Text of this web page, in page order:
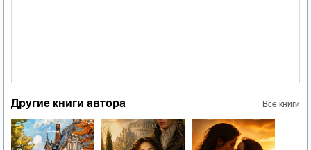
Другие книги автора Все книги